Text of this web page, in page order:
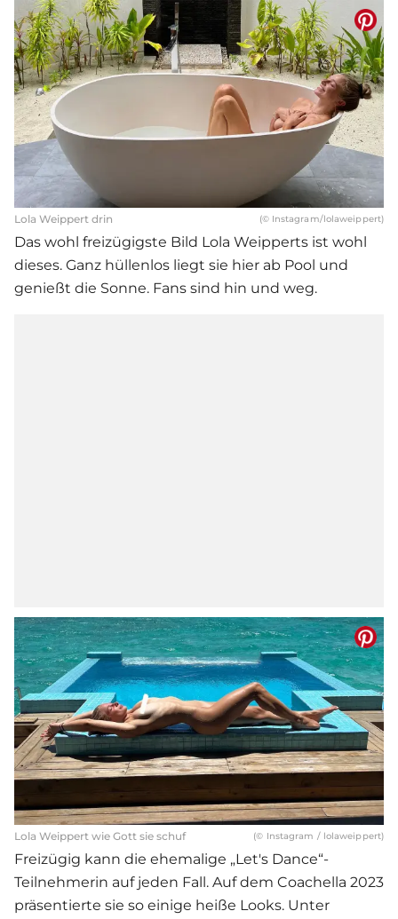
Lola Weippert drin (© Instagram/lolaweippert)
Das wohl freizügigste Bild Lola Weipperts ist wohl
dieses. Ganz hüllenlos liegt sie hier ab Pool und
genießt die Sonne. Fans sind hin und weg.
Lola Weippert wie Gott sie schuf (© Instagram / lolaweippert)
Freizügig kann die ehemalige „Let's Dance“-
Teilnehmerin auf jeden Fall. Auf dem Coachella 2023
präsentierte sie so einige heiße Looks. Unter